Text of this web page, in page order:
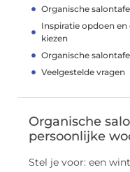
Organische
Inspiratie opdoen
kiezen
Organische
Veelgestelde vragen
Organische
persoonlijke
Stel je voor: een